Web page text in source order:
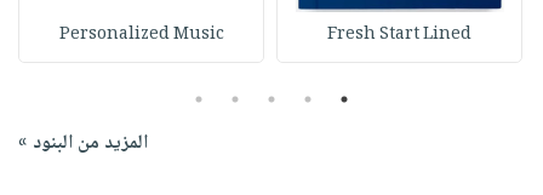
Fresh Start Lined
Personalized Music
1
2
3
4
5
المزيد من البنود »